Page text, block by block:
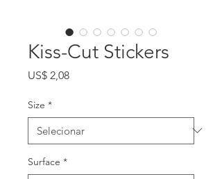
Kiss-Cut Stickers
US$ 2,08Preço
Size *
Surface *